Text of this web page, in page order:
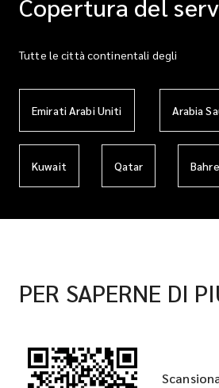
Copertura del
Tutte le città continentali degli
Emirati Arabi Uniti Arabia
Kuwait Qatar
PER SAPERNE DI